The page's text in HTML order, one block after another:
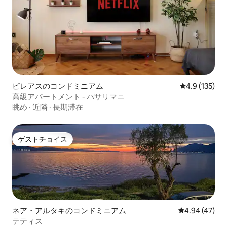
ピレアスのコンドミニアム レビュー135
4.9 (135)
高級アパートメント - パサリマニ
眺め · 近隣 · 長期滞在
ゲストチョイス
ゲストチョイス
ネア・アルタキのコンドミニアム レビュー47
4.94 (47)
テティス